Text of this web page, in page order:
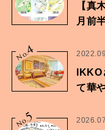
【真
月前
No.
4
て華
No.
5